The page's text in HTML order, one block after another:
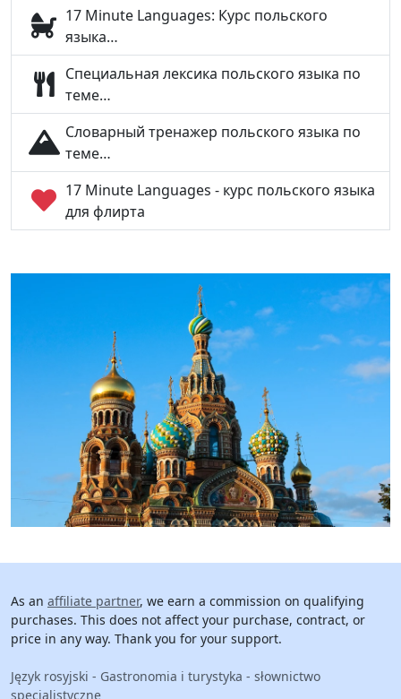
17 Minute Languages: Курс польского
языка…
Специальная лексика польского языка по
теме…
Словарный тренажер польского языка по
теме…
17 Minute Languages - курс польского языка
для флирта
As an affiliate partner, we earn a commission on qualifying
purchases. This does not affect your purchase, contract, or
price in any way. Thank you for your support.
Język rosyjski - Gastronomia i turystyka - słownictwo
specjalistyczne